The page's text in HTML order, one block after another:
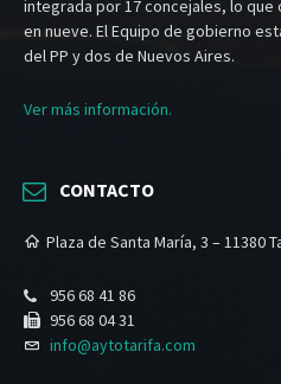
integrada por 17 concejales, lo
en nueve. El Equipo de gobierno
del PP y dos de Nuevos Aires.
Ver más información.
CONTACTO
Plaza de Santa María, 3 – 11380
956 68 41 86
956 68 04 31
info@aytotarifa.com